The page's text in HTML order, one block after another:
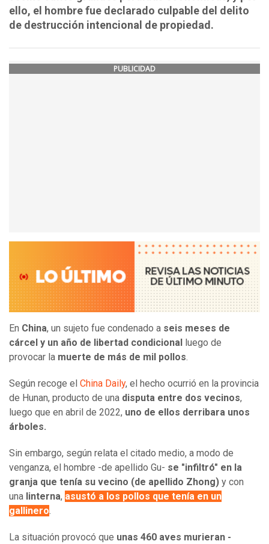
ello, el hombre fue declarado culpable del delito
de destrucción intencional de propiedad.
PUBLICIDAD
En China, un sujeto fue condenado a seis meses de
cárcel y un año de libertad condicional
luego de
provocar la muerte de más de mil pollos.
Según recoge el China Daily, el hecho ocurrió en la provincia
de Hunan, producto de una disputa entre dos vecinos,
luego que en abril de 2022, uno de ellos derribara unos
árboles.
Sin embargo, según relata el citado medio, a modo de
venganza, el hombre -de apellido Gu- se "infiltró" en la
granja que tenía su vecino (de apellido Zhong) y con
una linterna, asustó a los pollos que tenía en un
gallinero.
La situación provocó que unas 460 aves murieran -